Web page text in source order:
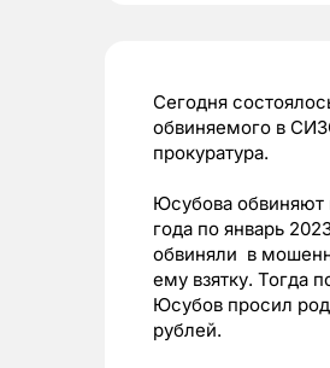
Сегодня
обвиняемого в
прокуратура.
Юсубова обвиняют
года по январь
обвиняли в
ему взятку. Тогда
Юсубов просил
рублей.